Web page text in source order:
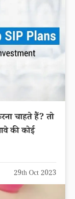
चाहते हैं? तो
की कोई
29th Oct 2023